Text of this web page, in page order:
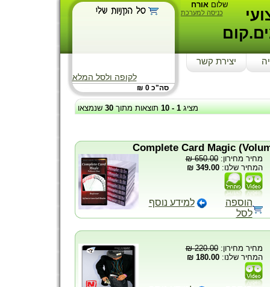
לקופה ולסל המלא
סה"כ 0 ₪
שלוםאורח
כניסה למערכת
יצירת קשר
מציג1
-
10 תוצאות מתוך30שנמצאו
מחיר מחירון:650.00 ₪
המחיר שלנו:349.00 ₪
הוספה
לסל
למידע נוסף
מחיר מחירון:220.00 ₪
המחיר שלנו:180.00 ₪